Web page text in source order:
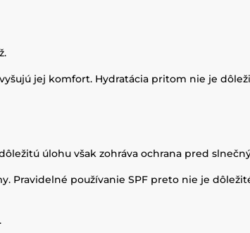
jej komfort. Hydratácia pritom nie je
úlohu však zohráva ochrana pred
Pravidelné používanie SPF preto nie je